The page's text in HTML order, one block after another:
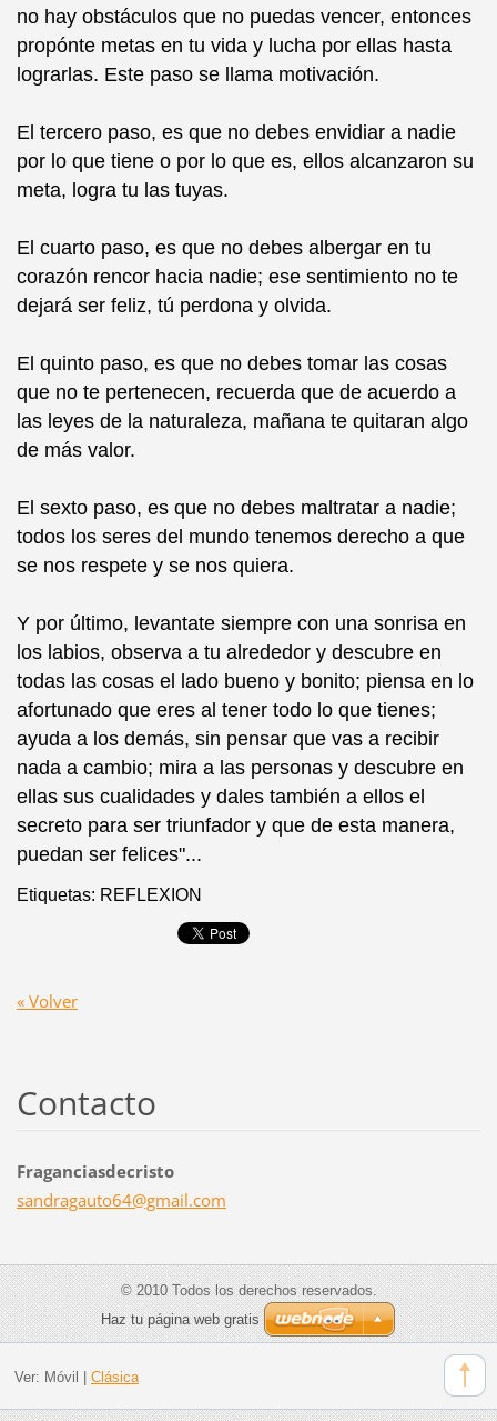
no hay obstáculos que no puedas vencer, entonces
propónte metas en tu vida y lucha por ellas hasta
lograrlas. Este paso se llama motivación.
El tercero paso, es que no debes envidiar a nadie
por lo que tiene o por lo que es, ellos alcanzaron su
meta, logra tu las tuyas.
El cuarto paso, es que no debes albergar en tu
corazón rencor hacia nadie; ese sentimiento no te
dejará ser feliz, tú perdona y olvida.
El quinto paso, es que no debes tomar las cosas
que no te pertenecen, recuerda que de acuerdo a
las leyes de la naturaleza, mañana te quitaran algo
de más valor.
El sexto paso, es que no debes maltratar a nadie;
todos los seres del mundo tenemos derecho a que
se nos respete y se nos quiera.
Y por último, levantate siempre con una sonrisa en
los labios, observa a tu alrededor y descubre en
todas las cosas el lado bueno y bonito; piensa en lo
afortunado que eres al tener todo lo que tienes;
ayuda a los demás, sin pensar que vas a recibir
nada a cambio; mira a las personas y descubre en
ellas sus cualidades y dales también a ellos el
secreto para ser triunfador y que de esta manera,
puedan ser felices"...
Etiquetas: REFLEXION
« Volver
Contacto
Fraganciasdecristo
sandragauto64@gmail.com
© 2010 Todos los derechos reservados.
Haz tu página web gratis
Ver: Móvil Clásica